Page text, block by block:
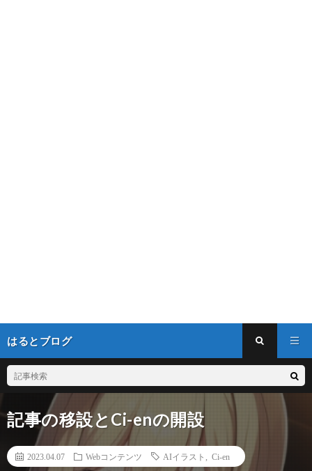
はるとブログ
記事の移設とCi-enの開設
2023.04.07 Webコンテンツ AIイラスト Ci-en